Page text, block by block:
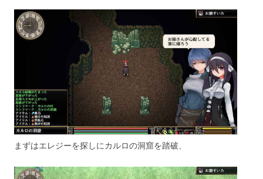
まずはエレジーを探しにカルロの洞窟を踏破、